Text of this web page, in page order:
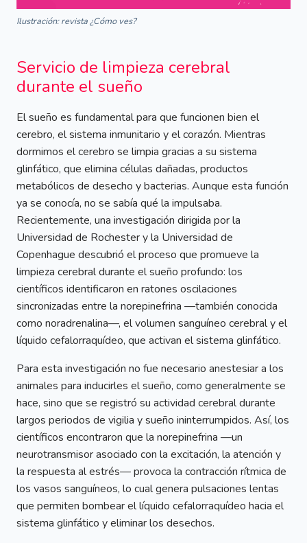
Ilustración: revista ¿Cómo ves?
Servicio de limpieza cerebral
durante el sueño
El sueño es fundamental para que funcionen bien el
cerebro, el sistema inmunitario y el corazón. Mientras
dormimos el cerebro se limpia gracias a su sistema
glinfático, que elimina células dañadas, productos
metabólicos de desecho y bacterias. Aunque esta función
ya se conocía, no se sabía qué la impulsaba.
Recientemente, una investigación dirigida por la
Universidad de Rochester y la Universidad de
Copenhague descubrió el proceso que promueve la
limpieza cerebral durante el sueño profundo: los
científicos identificaron en ratones oscilaciones
sincronizadas entre la norepinefrina —también conocida
como noradrenalina—, el volumen sanguíneo cerebral y el
líquido cefalorraquídeo, que activan el sistema glinfático.
Para esta investigación no fue necesario anestesiar a los
animales para inducirles el sueño, como generalmente se
hace, sino que se registró su actividad cerebral durante
largos periodos de vigilia y sueño ininterrumpidos. Así, los
científicos encontraron que la norepinefrina —un
neurotransmisor asociado con la excitación, la atención y
la respuesta al estrés— provoca la contracción rítmica de
los vasos sanguíneos, lo cual genera pulsaciones lentas
que permiten bombear el líquido cefalorraquídeo hacia el
sistema glinfático y eliminar los desechos.